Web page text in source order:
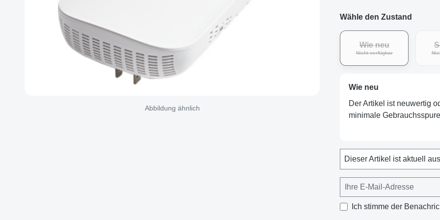
Abbildung ähnlich
Wähle den Zustand
Wie neu
Nicht verfügbar(Diese Option ist
Wie neu
Der Artikel ist neuwertig
minimale
Dieser Artikel ist aktuell
Ich stimme der